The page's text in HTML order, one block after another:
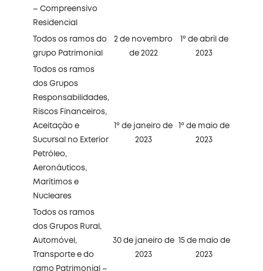
– Compreensivo
Residencial
Todos os ramos do
grupo Patrimonial
2 de novembro
de 2022
1º de abril de
2023
Todos os ramos
dos Grupos
Responsabilidades,
Riscos Financeiros,
Aceitação e
Sucursal no Exterior
Petróleo,
Aeronáuticos,
Marítimos e
Nucleares
1º de janeiro de
2023
1º de maio de
2023
Todos os ramos
dos Grupos Rural,
Automóvel,
Transporte e do
ramo Patrimonial –
30 de janeiro de
2023
15 de maio de
2023